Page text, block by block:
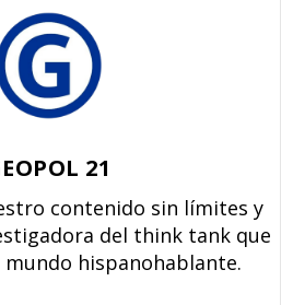
21
contenido sin límites y
del think tank que
mundo hispanohablante.